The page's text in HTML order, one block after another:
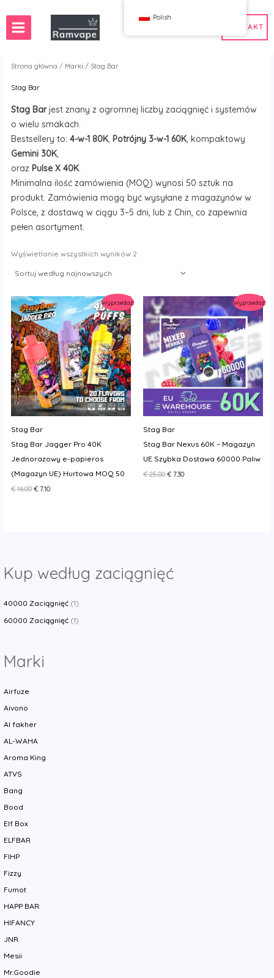
treści
KONTAKT
Kup według zaciągnięć
40000 Zaciągnięć (1)
60000 Zaciągnięć (1)
Marki
Airfuze
Aivono
Al fakher
AL-WAHA
Aroma King
ATVS
Bang
Bood
Elf Box
ELFBAR
FIHP
Fizzy
Fumot
HAPP BAR
HIFANCY
JNR
Mesii
Mr.Goodie
Strona główna / Marki / Stag Bar
Stag Bar
Stag Barjest znany z ogromnej liczby zaciągnięć i systemów
o wielu smakach.
Bestsellery to:4-w-1 80K, Potrójny 3-w-1 60K, kompaktowy
Gemini 30K,
oraz Pulse X 40K.
Minimalna ilość zamówienia (MOQ) wynosi 50 sztuk na
produkt. Zamówienia mogą być wysyłane z magazynów w
Polsce, z dostawą w ciągu 3–5 dni, lub z Chin, co zapewnia
pełen asortyment.
Wyświetlanie wszystkich wyników 2
Wyprzedaż!
Stag Bar
Stag Bar Jagger Pro 40K
Jednorazowy e-papieros
(Magazyn UE) Hurtowa MOQ 50
€16.00Pierwotna
€ 7.10Aktualna
Wyprzedaż!
Stag Bar
Stag Bar Nexus 60K – Magazyn
UE Szybka Dostawa 60000 Paliw
€25.00 Pierwotna
€ 7.30Aktualna
Hurtownia VapePolska Hurtownia Vape
Bang
FIHP
BAR
HIFANCY
OKSO
UZY
Vozol
Polish